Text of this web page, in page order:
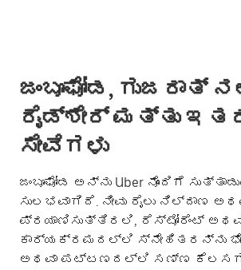
ಜಂಬೂಘೋಡ, ಗುಜರಾತ್
ರೈಡ್‌ಶೇರ್ ಮತ್ತು
ಸೇವೆಗಳು
ಜಂಬೂಘೋಡ ಅನ್ನು Uber ನೊಂದಿಗೆ
ಸುಲಭವಾಗಿದೆ. ನೀವು ರೈಲು ನಿಲ್ದಾಣ
ಪ್ರಯಾಣಿಸುತ್ತಿರಲಿ, ರೆಸ್ಟೋರೆಂಟ್
ಕಾರ್ಯಕ್ರಮದಲ್ಲಿ ಸ್ನೇಹಿತರನ್ನು
ಅಥವಾ ಪಟ್ಟಣದಲ್ಲಿ ಸಣ್ಣ